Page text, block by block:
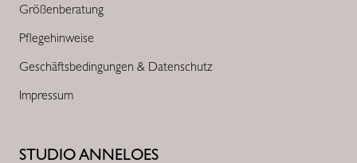
STUDIO ANNELOES
Größenberatung
Pflegehinweise
Geschäftsbedingungen & Datenschutz
Impressum